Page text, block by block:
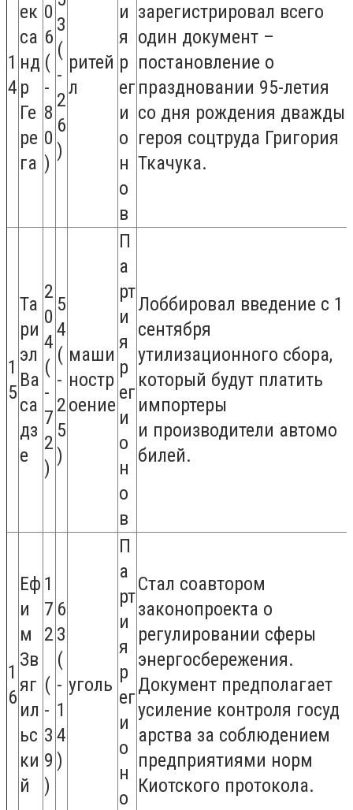
1
4
ек
са
нд
р
Ге
ре
га
0
6
(
-
8
0
)
3
(
-
2
6
)
ритей
л
и
я
р
ег
и
о
н
о
в
зарегистрировал всего
один документ –
постановление о
праздновании 95-летия
со дня рождения дважды
героя соцтруда Григория
Ткачука.
1
5
Та
ри
эл
Ва
са
дз
е
2
0
4
(
-
7
2
)
5
4
(
-
2
5
)
маши
ностр
оение
П
а
рт
и
я
р
ег
и
о
н
о
в
Лоббировал введение с 1
сентября
утилизационного сбора,
который будут платить
импортеры
и производители автомо
билей.
1
6
Еф
и
м
Зв
яг
ил
ьс
ки
й
1
7
2
(
-
3
9
)
6
3
(
-
1
4
)
уголь
П
а
рт
и
я
р
ег
и
о
н
о
Стал соавтором
законопроекта о
регулировании сферы
энергосбережения.
Документ предполагает
усиление контроля госуд
арства за соблюдением
предприятиями норм
Киотского протокола.